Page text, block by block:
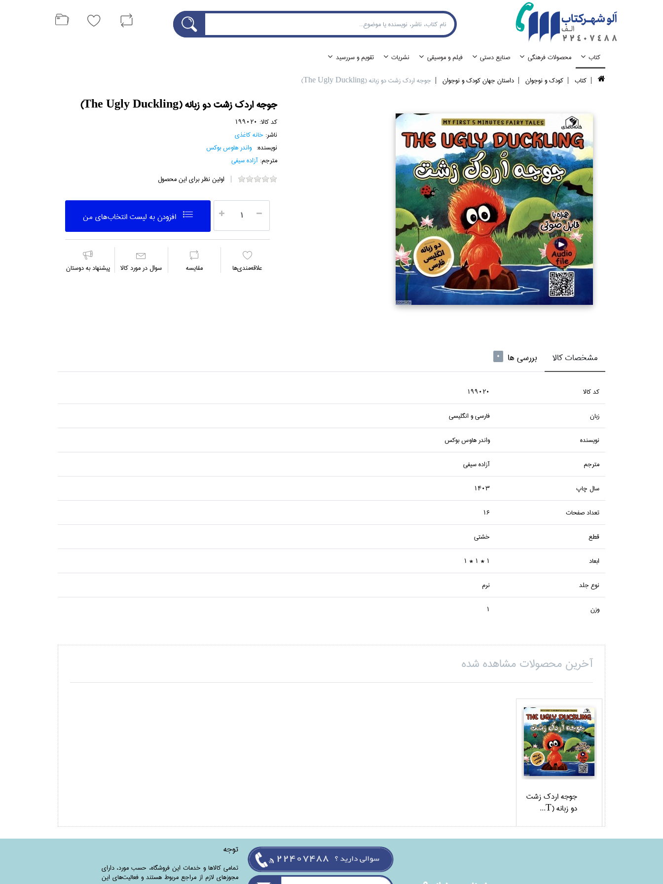
كتاب محصولات فرهنگي صنايع دستي فيلم و موسيقي نشريات
تقويم و سررسيد
كتاب
كودك و نوجوان داستان جهان كودك و نوجوان جوجه اردك زشت دو زبانه (The Ugly Duckling)
جوجه اردك زشت دو زبانه (The Ugly Duckling)
کد کالا: 199020
ناشر: خانه كاغذي
نویسنده: واندر هاوس بوكس
مترجم: آزاده سيفي
اولین نظر برای این محصول
افزودن به ليست انتخاب‌هاي من
علاقه‌مندي‌ها مقايسه سوال در مورد كالا پیشنهاد به دوستان
مشخصات کالا بررسی ها 0
كد كالا 199020
زبان فارسي و انگليسي
نويسنده واندر هاوس بوكس
مترجم آزاده سيفي
سال چاپ 1403
تعداد صفحات 16
قطع خشتي
ابعاد 1 * 1 * 1
نوع جلد نرم
وزن 1
آخرین محصولات مشاهده شده
جوجه اردك زشت
دو زبانه (T...
توجه
تمامی‌ کالاها و خدمات این فروشگاه، حسب مورد،‌ دارای
مجوزهای لازم از مراجع مربوط هستند ‌و‌‌ فعالیت‌های این